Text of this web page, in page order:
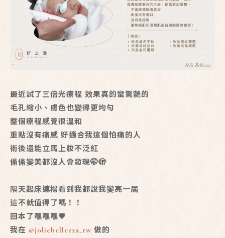
最近試了三倍光療程 效果真的蠻驚艷的
毛孔縮小、膚色也變得更均勻
整個療程感覺很溫和
重點沒有痛感 好適合我這個怕痛的人
術後還能立馬上妝不泛紅
偷偷變美都沒人會發現🤭🫣
隔天起床連楊看到我都說我變亮一屆
這不就值得了嗎！！
回本了嘿嘿嘿💗
我在 @joliebellezza_tw 做的